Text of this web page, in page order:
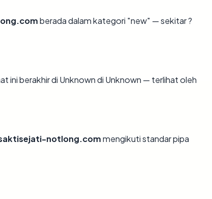
berada dalam kategori "new" — sekitar ?
ini berakhir di Unknown di Unknown — terlihat oleh
notlong.commengikuti standar pipa